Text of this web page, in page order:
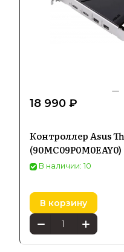
18 990 ₽
Контроллер Asus
(90MC09P0M0EAY0)
В наличии: 10
В корзину